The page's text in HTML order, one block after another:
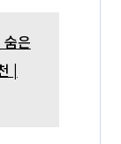
숨은
|